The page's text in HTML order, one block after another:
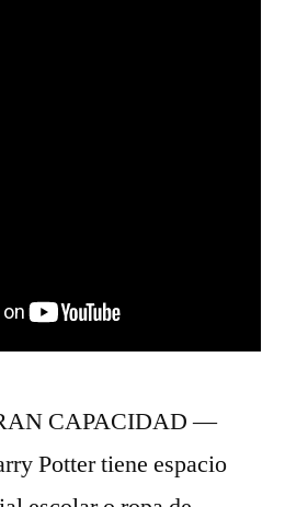
CAPACIDAD —
Potter tiene espacio